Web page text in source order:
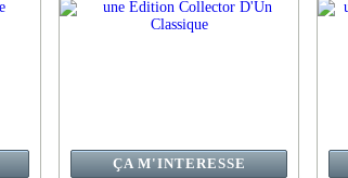
ÇA M'INTERESSE